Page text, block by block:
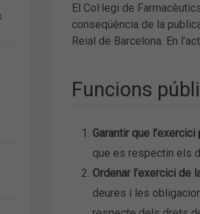
El Col·legi de
conseqüència de la
Reial de Barcelona. En
Funcions
Garantir que
que es respectin els
Ordenar l’exercici de
deures i les